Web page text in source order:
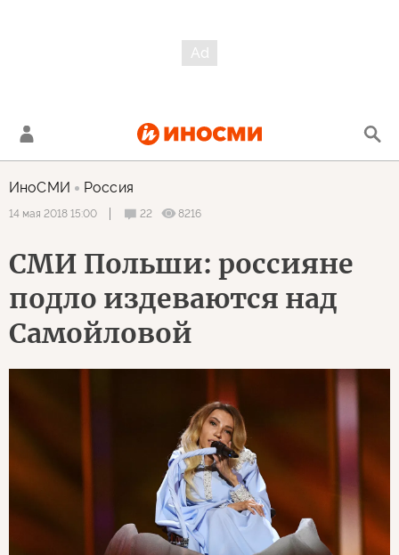
ИноСМИ Россия
14 мая 2018 15:00 22 8216
СМИ Польши: россияне
подло издеваются над
Самойловой